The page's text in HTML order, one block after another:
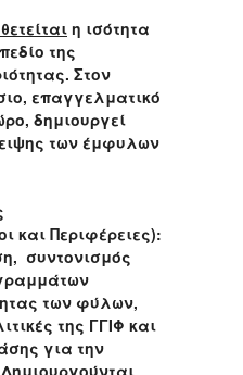
η ισότητα
της
Στον
επαγγελματικό
δημιουργεί
των έμφυλων
και Περιφέρειες):
συντονισμός
των φύλων,
της ΓΓΙΦ και
για την